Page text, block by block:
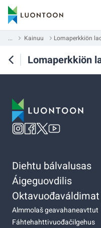
... Kainuu Lomaperkkiön
Lomaperkkiön
Diehtu bálvalusas
Áigeguovdilis
Almmolaš geavahaneavttut
Fáhtehahttivuođačilgehus